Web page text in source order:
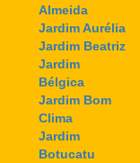
Almeida
Jardim Aurélia
Jardim Beatriz
Jardim
Bélgica
Jardim Bom
Clima
Jardim
Botucatu